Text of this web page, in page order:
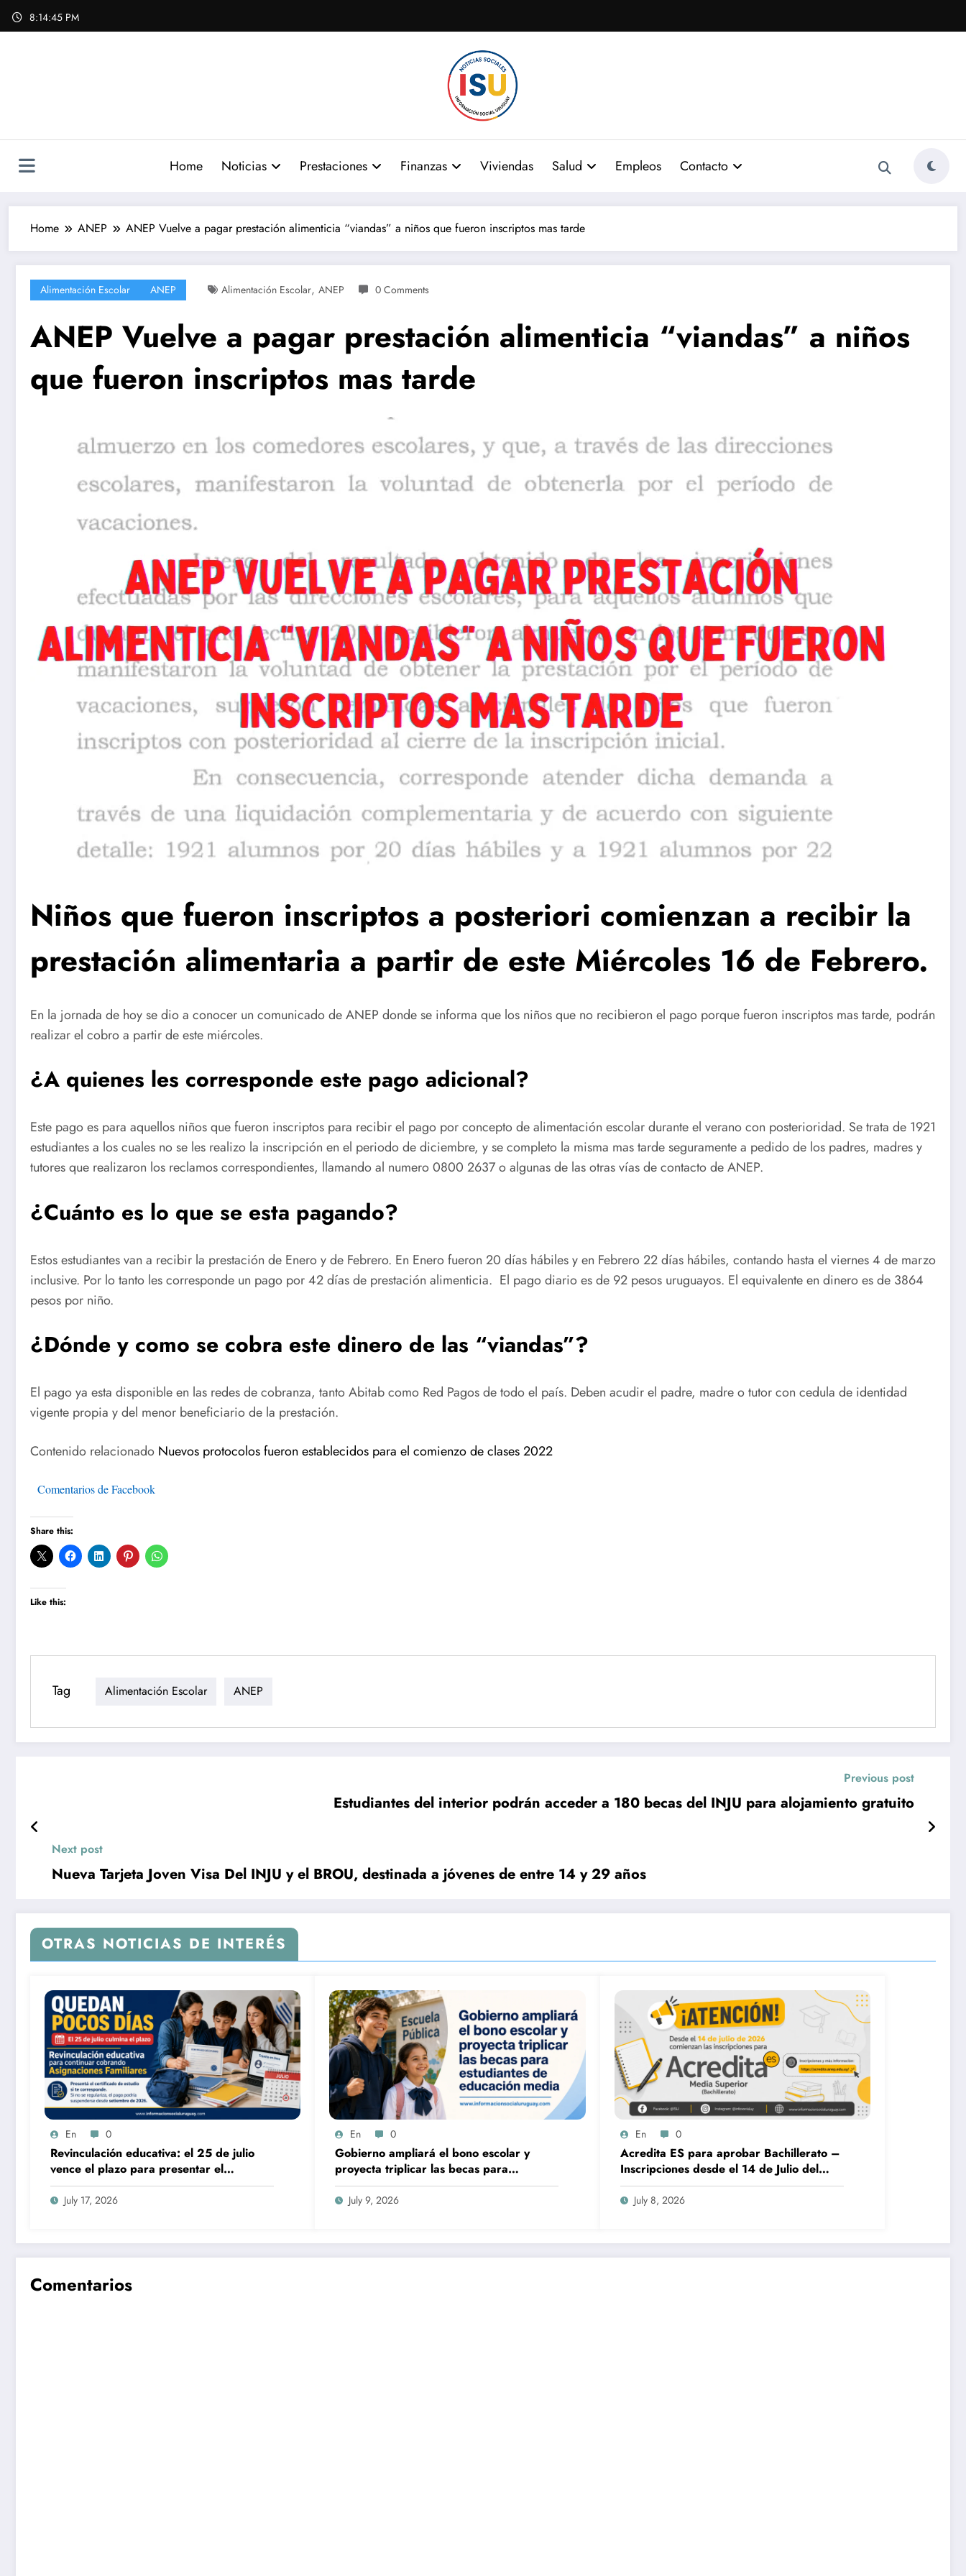
Skip
8:14:46 PM
Home Noticias Prestaciones Finanzas Viviendas Salud Empleos Contacto
Home ANEP ANEP Vuelve a pagar prestación alimenticia “viandas” a niños que fueron inscriptos mas tarde
Alimentación Escolar ANEP Alimentación Escolar, ANEP 0 Comments
ANEP Vuelve a pagar prestación alimenticia “viandas” a niños
que fueron inscriptos mas tarde
Niños que fueron inscriptos a posteriori comienzan a recibir la
prestación alimentaria a partir de este Miércoles 16 de Febrero.
En la jornada de hoy se dio a conocer un comunicado de ANEP donde se informa que los niños que no recibieron el pago porque fueron inscriptos mas tarde, podrán
realizar el cobro a partir de este miércoles.
¿A quienes les corresponde este pago adicional?
Este pago es para aquellos niños que fueron inscriptos para recibir el pago por concepto de alimentación escolar durante el verano con posterioridad. Se trata de 1921
estudiantes a los cuales no se les realizo la inscripción en el periodo de diciembre, y se completo la misma mas tarde seguramente a pedido de los padres, madres y
tutores que realizaron los reclamos correspondientes, llamando al numero 0800 2637 o algunas de las otras vías de contacto de ANEP.
¿Cuánto es lo que se esta pagando?
Estos estudiantes van a recibir la prestación de Enero y de Febrero. En Enero fueron 20 días hábiles y en Febrero 22 días hábiles, contando hasta el viernes 4 de marzo
inclusive. Por lo tanto les corresponde un pago por 42 días de prestación alimenticia. El pago diario es de 92 pesos uruguayos. El equivalente en dinero es de 3864
pesos por niño.
¿Dónde y como se cobra este dinero de las “viandas”?
El pago ya esta disponible en las redes de cobranza, tanto Abitab como Red Pagos de todo el país. Deben acudir el padre, madre o tutor con cedula de identidad
vigente propia y del menor beneficiario de la prestación.
Contenido relacionado Nuevos protocolos fueron establecidos para el comienzo de clases 2022
Comentarios de Facebook
Share this:
Like this:
Tag Alimentación Escolar ANEP
Previous post
Estudiantes del interior podrán acceder a 180 becas del INJU para alojamiento gratuito
Next post
Nueva Tarjeta Joven Visa Del INJU y el BROU, destinada a jóvenes de entre 14 y 29 años
OTRAS NOTICIAS DE INTERÉS
En 0
Revinculación educativa: el 25 de julio
vence el plazo para presentar el
certificado y seguir cobrando
Asignaciones Familiares
July 17, 2026
En 0
Gobierno ampliará el bono escolar y
proyecta triplicar las becas para
estudiantes de educación media
July 9, 2026
En 0
Acredita ES para aprobar Bachillerato –
Inscripciones desde el 14 de Julio del
2026
July 8, 2026
Comentarios